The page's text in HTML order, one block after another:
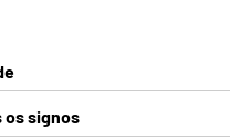
os signos